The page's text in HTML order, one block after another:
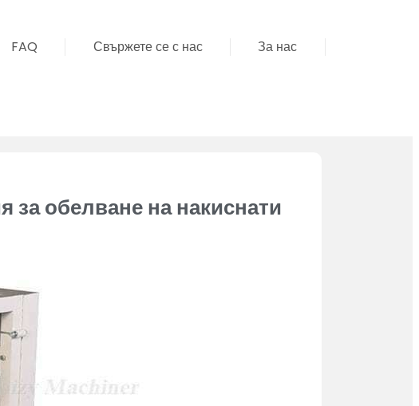
FAQ Свържете се с нас За нас
обелване на накиснати